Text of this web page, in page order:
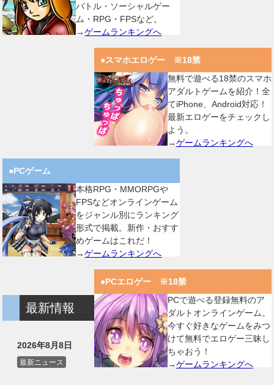
バトル・ソーシャルゲー
ム・RPG・FPSなど。
→ゲームランキングへ
●スマホエロゲー ※18禁
無料で遊べる18禁のスマホ
アダルトゲームを紹介！全
てiPhone、Android対応！
最新エロゲーをチェックし
よう。
→ゲームランキングへ
●PCゲーム
本格RPG・MMORPGや
FPSなどオンラインゲーム
をジャンル別にランキング
形式で掲載。新作・おすす
めゲームはこれだ！
→ゲームランキングへ
●PCエロゲー ※18禁
PCで遊べる登録無料のア
ダルトオンラインゲーム。
今すぐ好きなゲームをみつ
けて無料でエロゲー三昧し
ちゃおう！
→ゲームランキングへ
最新情報
2026年8月8日
最新ニュース